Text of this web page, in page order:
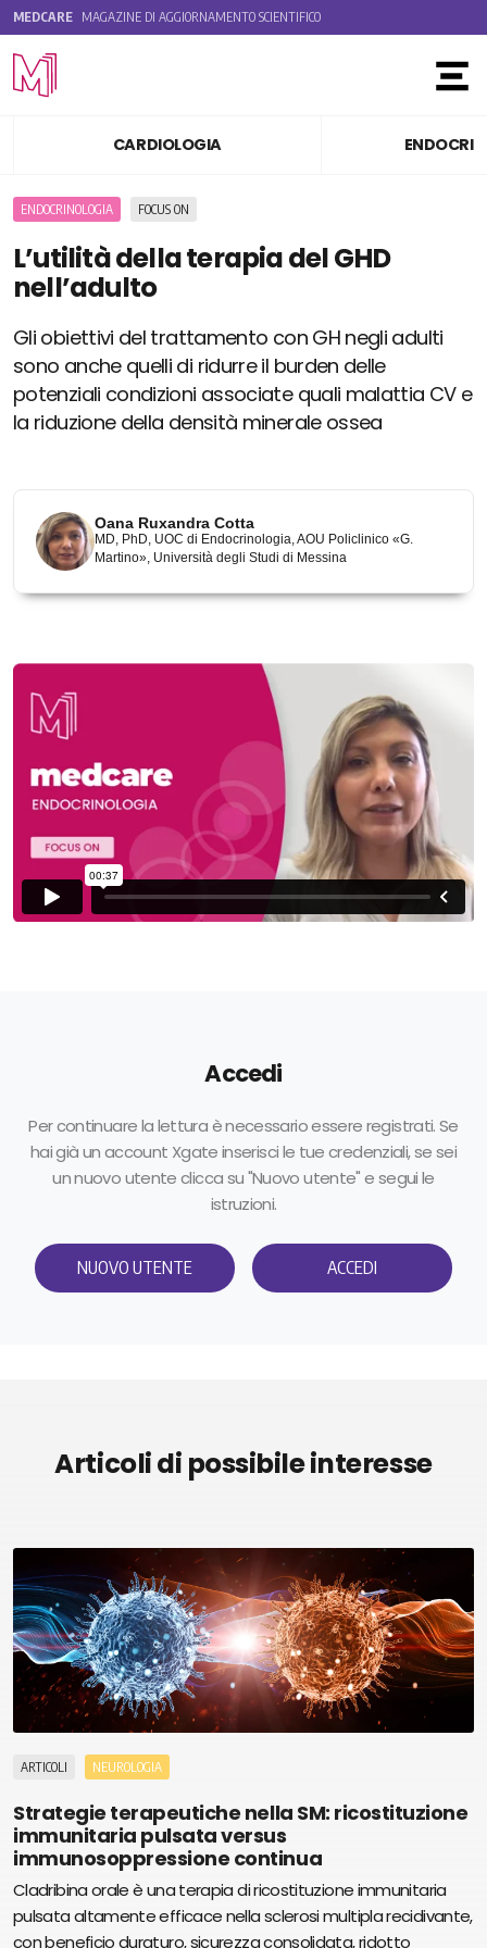
MEDCARE MAGAZINE DI AGGIORNAMENTO SCIENTIFICO
CARDIOLOGIA
ENDOCRINOLOGIA FOCUS ON
L’utilità della terapia del GHD
nell’adulto
Gli obiettivi del trattamento con GH negli adulti
sono anche quelli di ridurre il burden delle
potenziali condizioni associate quali malattia CV e
la riduzione della densità minerale ossea
Oana Ruxandra Cotta
MD, PhD, UOC di Endocrinologia, AOU Policlinico «G.
Martino», Università degli Studi di Messina
Accedi
Per continuare la lettura è necessario essere registrati. Se
hai già un account Xgate inserisci le tue credenziali, se sei
un nuovo utente clicca su "Nuovo utente" e segui le
istruzioni.
NUOVO UTENTE ACCEDI
Articoli di possibile interesse
ARTICOLI NEUROLOGIA
Strategie terapeutiche nella SM: ricostituzione
immunitaria pulsata versus
immunosoppressione continua
Cladribina orale è una terapia di ricostituzione immunitaria
pulsata altamente efficace nella sclerosi multipla recidivante,
con beneficio duraturo, sicurezza consolidata, ridotto